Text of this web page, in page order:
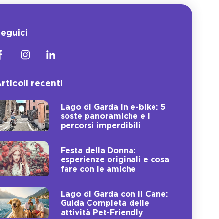
recenti
Lago di Garda in e-bike: 5
soste panoramiche e i
percorsi imperdibili
Festa della Donna:
esperienze originali e cosa
fare con le amiche
Lago di Garda con il Cane:
Guida Completa delle
attività Pet-Friendly